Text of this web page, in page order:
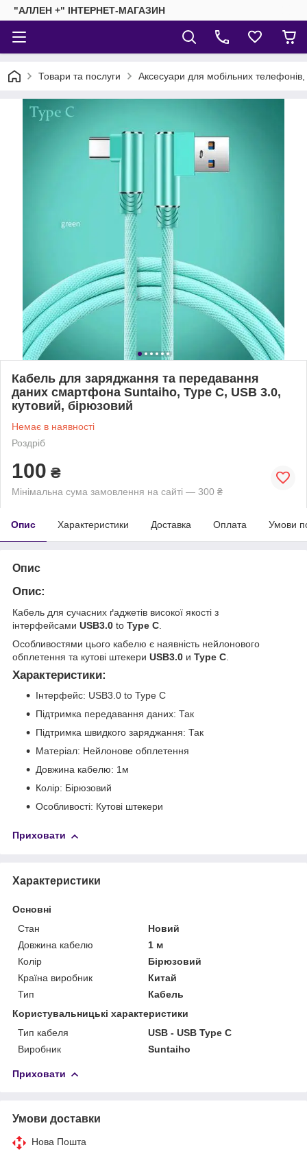
"АЛЛЕН +" ІНТЕРНЕТ-МАГАЗИН
Товари та послуги Аксесуари для мобільних
Кабель для заряджання та передавання
даних смартфона Suntaiho, Type C, USB 3.0,
кутовий, бірюзовий
Немає в наявності
Роздріб
100 ₴
Мінімальна сума замовлення на сайті — 300 ₴
Опис Характеристики Доставка Оплата Умови
Опис
Опис:
Кабель для сучасних ґаджетів високої якості з
інтерфейсами USB3.0 to Type C
Особливостями цього кабелю є наявність нейлонового
обплетення та кутові штекери USB3.0 и Type C
Характеристики:
Інтерфейс: USB3.0 to Type C
Підтримка передавання даних: Так
Підтримка швидкого заряджання: Так
Матеріал: Нейлонове обплетення
Довжина кабелю: 1м
Колір: Бірюзовий
Особливості: Кутові штекери
Приховати
Характеристики
Основні
Стан
Новий
Довжина кабелю
1 м
Колір
Бірюзовий
Країна виробник
Китай
Тип
Кабель
Користувальницькі характеристики
Тип кабеля
USB - USB Type C
Виробник
Suntaiho
Приховати
Умови доставки
Нова Пошта